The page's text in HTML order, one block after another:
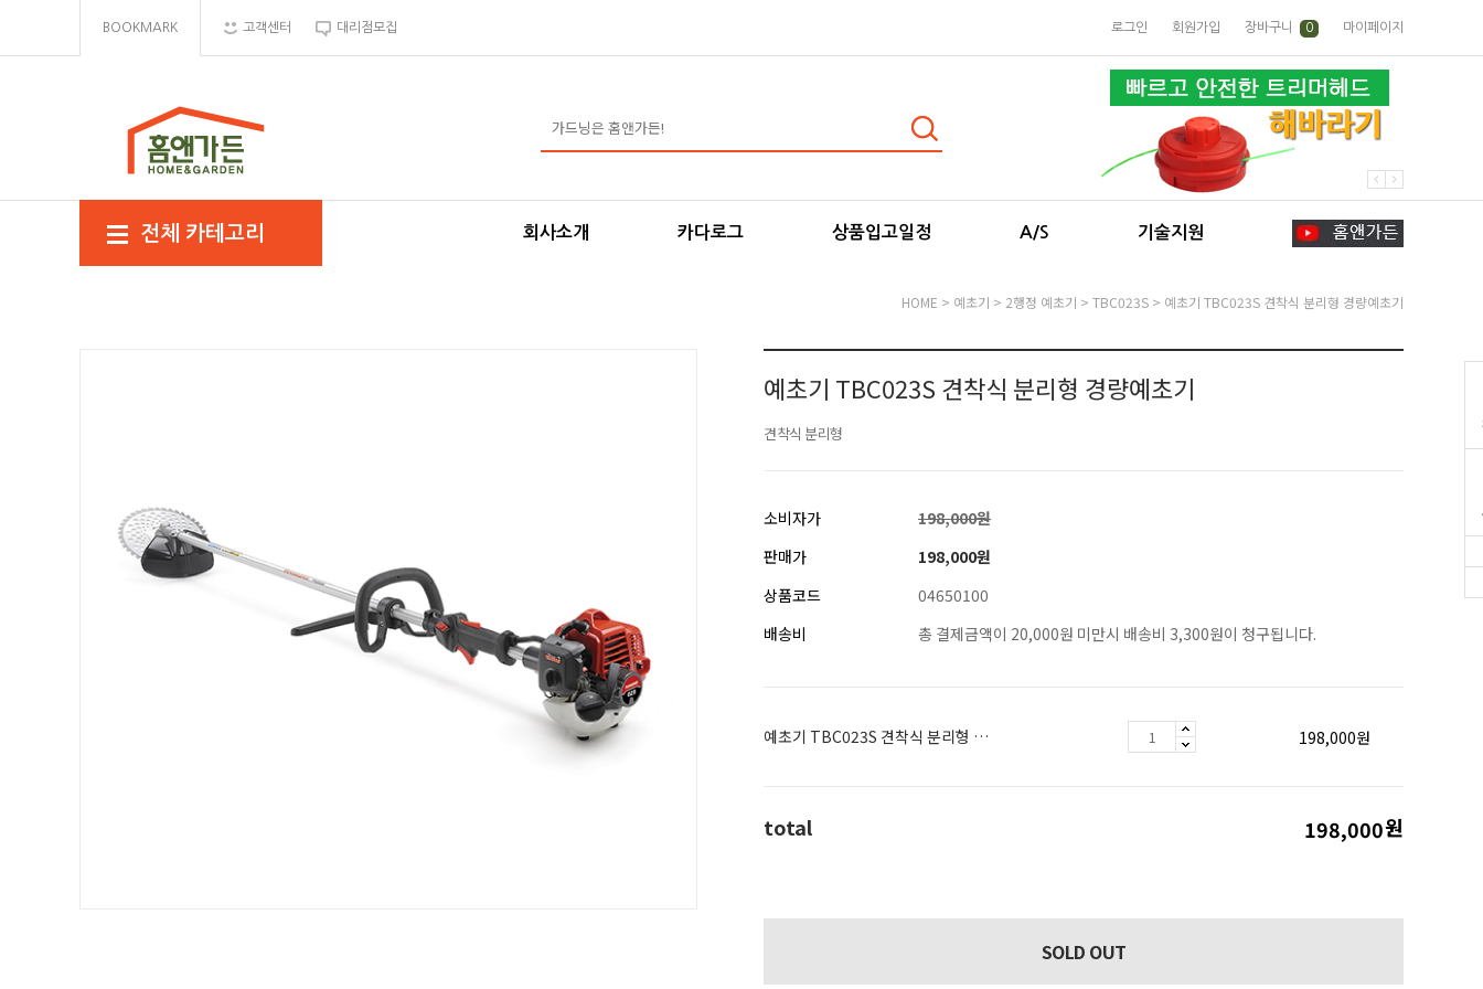
BOOKMARK 고객센터 대리점모집 로그인 회원가입 장바구니 0 마이페이지
전체 카테고리 회사소개 카다로그 상품입고일정 A/S 기술지원
HOME > 예초기 > 2행정 예초기 > TBC023S > 예초기 TBC023S 견착식 분리형 경량예초기
예초기 TBC023S 견착식 분리형 경량예초기
견착식 분리형
소비자가
198,000원
판매가
198,000원
상품코드
04650100
배송비
총 결제금액이 20,000원 미만시 배송비 3,300원이 청구됩니다.
예초기 TBC023S 견착식 분리형 경량예초기 198,000원
total 198,000원
SOLD OUT